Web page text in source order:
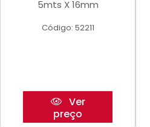
5mts X 16mm
Código: 52211
Ver
preço